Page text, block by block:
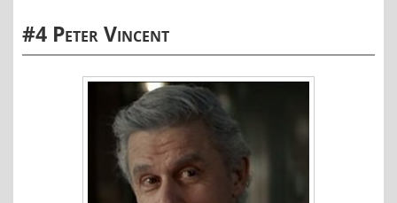
#4 Peter Vincent